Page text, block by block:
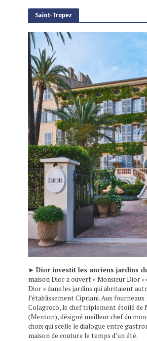
Saint-Tropez
► Dior investit les anciens jardins
maison Dior a ouvert « Monsieur Dior »
Dior » dans les jardins qui abritaient
l’établissement Cipriani. Aux fourneaux
Colagreco, le chef triplement étoilé de
(Menton), désigné meilleur chef du
choix qui scelle le dialogue entre
maison de couture le temps d’un été.